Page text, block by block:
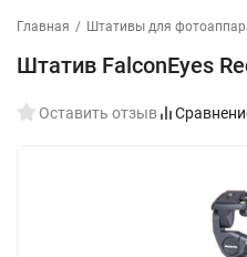
Главная / Штативы для
Штатив FalconEyes
Оставить отзыв